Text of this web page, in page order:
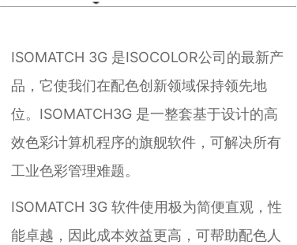
ISOMATCH 3G 是ISOCOLOR公司的最新产
品，它使我们在配色创新领域保持领先地
位。ISOMATCH3G 是一整套基于设计的高
效色彩计算机程序的旗舰软件，可解决所有
工业色彩管理难题。
ISOMATCH 3G 软件使用极为简便直观，性
能卓越，因此成本效益更高，可帮助配色人